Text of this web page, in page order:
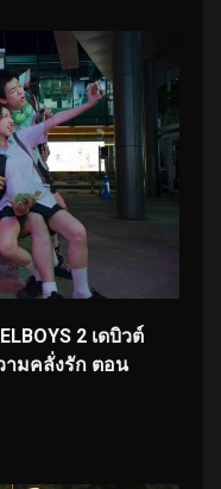
2 เดบิวต์
ามคลั่งรัก ตอน